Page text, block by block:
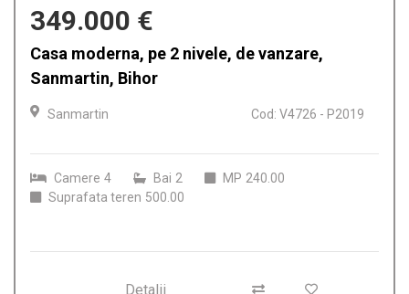
349.000 €
Casa moderna, pe 2 nivele, de vanzare,
Sanmartin, Bihor
Sanmartin Cod: V4726 - P2019
Camere 4 Bai 2 MP 240.00
Suprafata teren 500.00
Detalii